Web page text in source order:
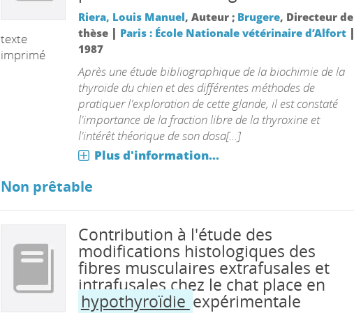
texte
imprimé
Riera, Louis Manuel, Auteur ; Brugere, Directeur de
thèse | Paris : École Nationale vétérinaire d’Alfort|
1987
Après une étude bibliographique de la biochimie de la
thyroïde du chien et des différentes méthodes de
pratiquer l'exploration de cette glande, il est constaté
l'importance de la fraction libre de la thyroxine et
l'intérêt théorique de son dosa[...]
Plus d'information...
Non prêtable
Contribution à l'étude des
modifications histologiques des
fibres musculaires extrafusales et
intrafusales chez le chat place en
hypothyroïdie expérimentale